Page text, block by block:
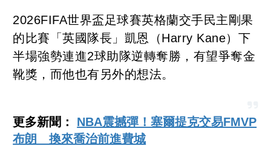
2026FIFA世界盃足球賽英格蘭交手民主剛果
的比賽「英國隊長」凱恩（Harry Kane）下
半場強勢連進2球助隊逆轉奪勝，有望爭奪金
靴獎，而他也有另外的想法。
更多新聞： NBA震撼彈！塞爾提克交易FMVP
布朗 換來喬治前進費城